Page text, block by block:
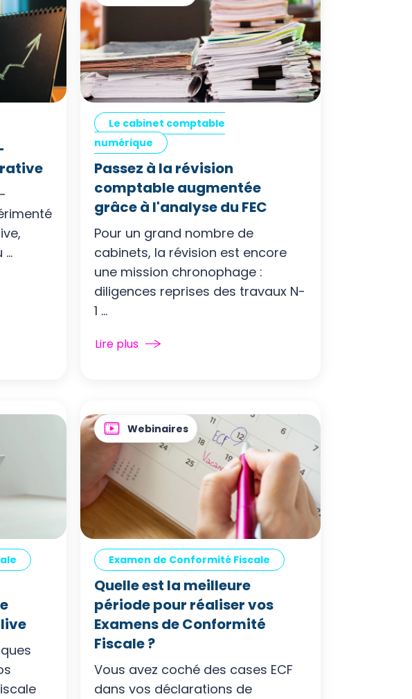
Le cabinet comptable
numérique
Passez à la révision
comptable augmentée
grâce à l'analyse du FEC
Pour un grand nombre de
cabinets, la révision est encore
une mission chronophage :
diligences reprises des travaux N-
1 ...
Lire plus
Webinaires
Examen de Conformité Fiscale
Quelle est la meilleure
période pour réaliser vos
Examens de Conformité
Fiscale ?
Vous avez coché des cases ECF
dans vos déclarations de